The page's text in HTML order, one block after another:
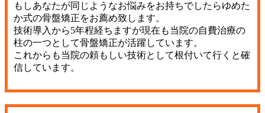
もしあなたが同じようなお悩みをお持ちでしたらゆめた
か式の骨盤矯正をお薦め致します。
技術導入から5年程経ちますが現在も当院の自費治療の
柱の一つとして骨盤矯正が活躍しています。
これからも当院の頼もしい技術として根付いて行くと確
信しています。